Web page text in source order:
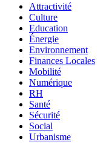
Attractivité
Culture
Education
Énergie
Environnement
Finances Locales
Mobilité
Numérique
RH
Santé
Sécurité
Social
Urbanisme